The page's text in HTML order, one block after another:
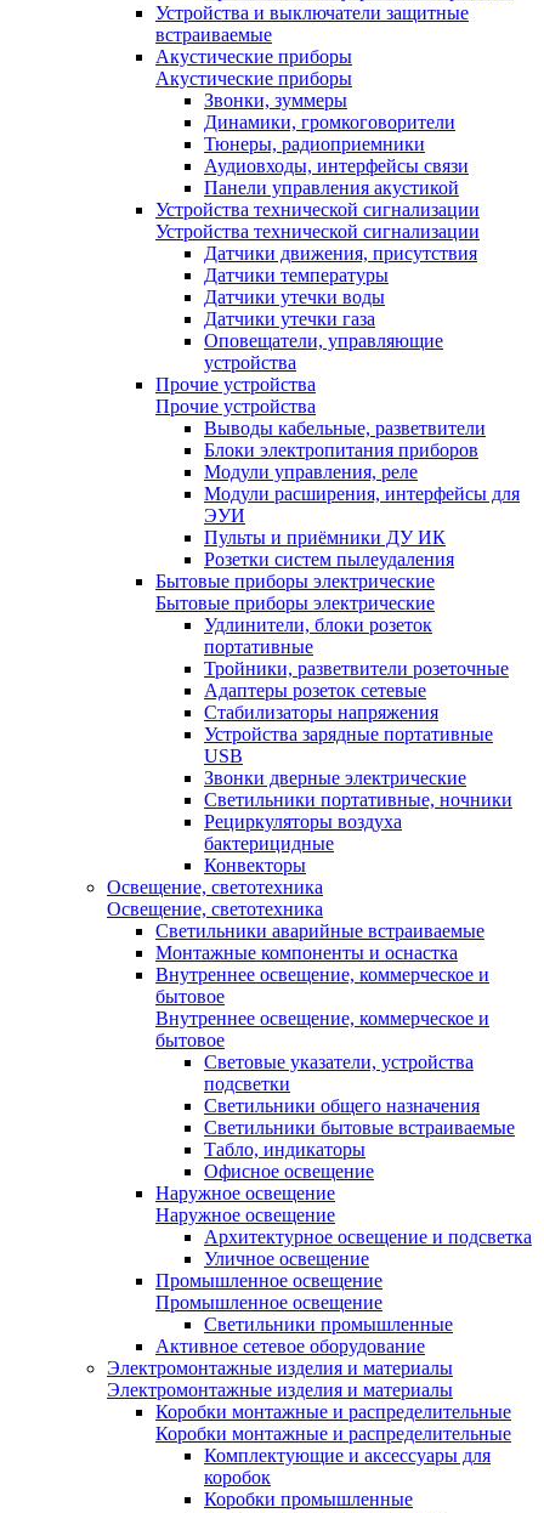
Устройства и выключатели защитные
встраиваемые
Акустические приборы
Акустические приборы
Звонки, зуммеры
Динамики, громкоговорители
Тюнеры, радиоприемники
Аудиовходы, интерфейсы связи
Панели управления акустикой
Устройства технической сигнализации
Устройства технической сигнализации
Датчики движения, присутствия
Датчики температуры
Датчики утечки воды
Датчики утечки газа
Оповещатели, управляющие
устройства
Прочие устройства
Прочие устройства
Выводы кабельные, разветвители
Блоки электропитания приборов
Модули управления, реле
Модули расширения, интерфейсы для
ЭУИ
Пульты и приёмники ДУ ИК
Розетки систем пылеудаления
Бытовые приборы электрические
Бытовые приборы электрические
Удлинители, блоки розеток
портативные
Тройники, разветвители розеточные
Адаптеры розеток сетевые
Стабилизаторы напряжения
Устройства зарядные портативные
USB
Звонки дверные электрические
Светильники портативные, ночники
Рециркуляторы воздуха
бактерицидные
Конвекторы
Освещение, светотехника
Освещение, светотехника
Светильники аварийные встраиваемые
Монтажные компоненты и оснастка
Внутреннее освещение, коммерческое и
бытовое
Внутреннее освещение, коммерческое и
бытовое
Световые указатели, устройства
подсветки
Светильники общего назначения
Светильники бытовые встраиваемые
Табло, индикаторы
Офисное освещение
Наружное освещение
Наружное освещение
Архитектурное освещение и подсветка
Уличное освещение
Промышленное освещение
Промышленное освещение
Светильники промышленные
Активное сетевое оборудование
Электромонтажные изделия и материалы
Электромонтажные изделия и материалы
Коробки монтажные и распределительные
Коробки монтажные и распределительные
Комплектующие и аксессуары для
коробок
Коробки промышленные